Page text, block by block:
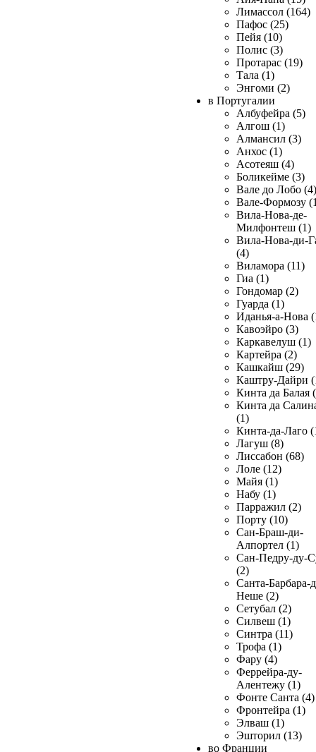
Лимассол (164)
Пафос (25)
Пейя (10)
Полис (3)
Протарас (19)
Тала (1)
Энгоми (2)
в Португалии
Албуфейра (5)
Алгош (1)
Алмансил (3)
Анхос (1)
Асотеяш (4)
Боликейме (3)
Вале до Лобо (4)
Вале-Формозу
Вила-Нова-де-
Милфонтеш (1)
Вила-Нова-ди-
(4)
Виламора (11)
Гиа (1)
Гондомар (2)
Гуарда (1)
Иданья-а-Нова
Кавоэйро (3)
Каркавелуш (1)
Картейра (2)
Кашкайш (29)
Каштру-Дайри
Кинта да Балая
Кинта да
(1)
Кинта-да-Лаго
Лагуш (8)
Лиссабон (68)
Лоле (12)
Майя (1)
Набу (1)
Парражил (2)
Порту (10)
Сан-Браш-ди-
Алпортел (1)
Сан-Педру-ду-
(2)
Санта-Барбара-
Неше (2)
Сетубал (2)
Силвеш (1)
Синтра (11)
Трофа (1)
Фару (4)
Феррейра-ду-
Алентежу (1)
Фонте Санта (4)
Фронтейра (1)
Элваш (1)
Эшторил (13)
во Франции